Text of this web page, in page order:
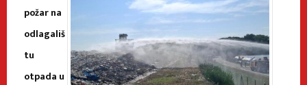
požar na
odlagališ
tu
otpada u